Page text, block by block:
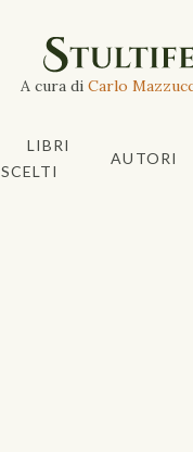
A cura di Carlo
LIBRI
SCELTI
AUTORI